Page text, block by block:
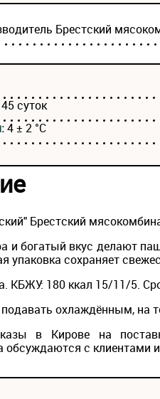
Брестский
45 суток
4 ± 2 °С
Брестский
и богатый вкус делают
упаковка сохраняет
КБЖУ: 180 ккал 15/11/5.
охлаждённым, на
в Кирове на
обсуждаются с клиентами